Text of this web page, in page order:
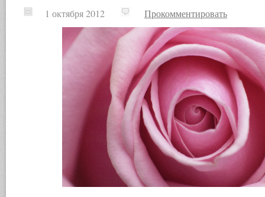
1 октября 2012 Прокомментировать